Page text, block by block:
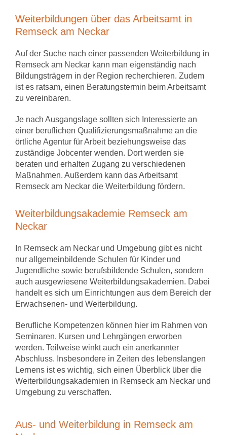
Weiterbildungen über das Arbeitsamt in
Remseck am Neckar
Auf der Suche nach einer passenden Weiterbildung in
Remseck am Neckar kann man eigenständig nach
Bildungsträgern in der Region recherchieren. Zudem
ist es ratsam, einen Beratungstermin beim Arbeitsamt
zu vereinbaren.
Je nach Ausgangslage sollten sich Interessierte an
einer beruflichen Qualifizierungsmaßnahme an die
örtliche Agentur für Arbeit beziehungsweise das
zuständige Jobcenter wenden. Dort werden sie
beraten und erhalten Zugang zu verschiedenen
Maßnahmen. Außerdem kann das Arbeitsamt
Remseck am Neckar die Weiterbildung fördern.
Weiterbildungsakademie Remseck am
Neckar
In Remseck am Neckar und Umgebung gibt es nicht
nur allgemeinbildende Schulen für Kinder und
Jugendliche sowie berufsbildende Schulen, sondern
auch ausgewiesene Weiterbildungsakademien. Dabei
handelt es sich um Einrichtungen aus dem Bereich der
Erwachsenen- und Weiterbildung.
Berufliche Kompetenzen können hier im Rahmen von
Seminaren, Kursen und Lehrgängen erworben
werden. Teilweise winkt auch ein anerkannter
Abschluss. Insbesondere in Zeiten des lebenslangen
Lernens ist es wichtig, sich einen Überblick über die
Weiterbildungsakademien in Remseck am Neckar und
Umgebung zu verschaffen.
Aus- und Weiterbildung in Remseck am